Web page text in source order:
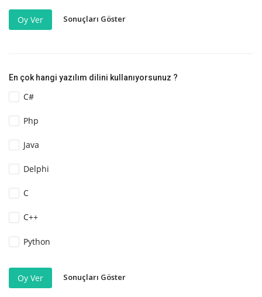
Oy Ver Sonuçları Göster
En çok hangi yazılım dilini kullanıyorsunuz ?
C#
Php
Java
Delphi
C
C++
Python
Oy Ver Sonuçları Göster